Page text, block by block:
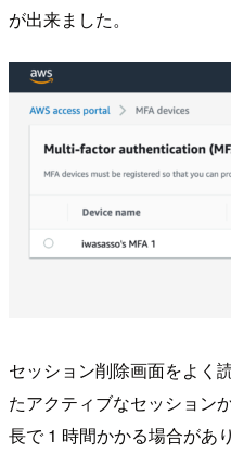
が出来ました。
セッション削除画面をよく
たアクティブなセッション
長で 1 時間かかる場合があ